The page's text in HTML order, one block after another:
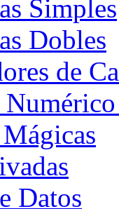
Simples
Dobles
de
Datos